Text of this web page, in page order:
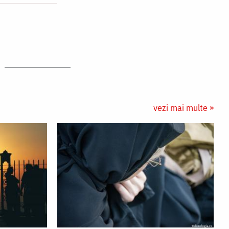
vezi mai multe »